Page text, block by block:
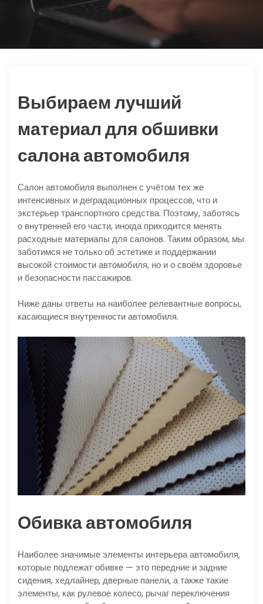
Выбираем лучший
материал для обшивки
салона автомобиля
Салон автомобиля выполнен с учётом тех же
интенсивных и деградационных процессов, что и
экстерьер транспортного средства. Поэтому, заботясь
о внутренней его части, иногда приходится менять
расходные материалы для салонов. Таким образом, мы
заботимся не только об эстетике и поддержании
высокой стоимости автомобиля, но и о своём здоровье
и безопасности пассажиров.
Ниже даны ответы на наиболее релевантные вопросы,
касающиеся внутренности автомобиля.
Обивка автомобиля
Наиболее значимые элементы интерьера автомобиля,
которые подлежат обивке — это передние и задние
сидения, хедлайнер, дверные панели, а также такие
элементы, как рулевое колесо, рычаг переключения